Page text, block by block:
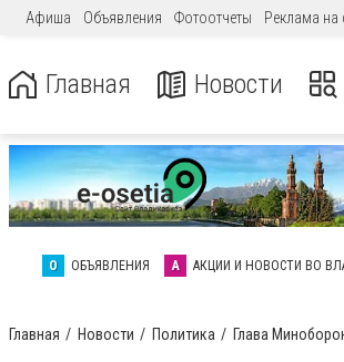
Афиша Объявления Фотоотчеты Реклама на
Главная Новости
О ОБЪЯВЛЕНИЯ А АКЦИИ И НОВОСТИ ВО
Главная Новости Политика Глава